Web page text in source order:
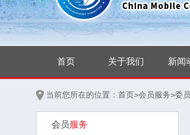
首页 关于我们 新闻
当前您所在的位置： 首页>会员服务>委
会员 服务